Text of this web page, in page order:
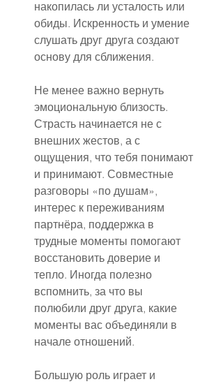
накопилась ли усталость или
обиды. Искренность и умение
слушать друг друга создают
основу для сближения.
Не менее важно вернуть
эмоциональную близость.
Страсть начинается не с
внешних жестов, а с
ощущения, что тебя понимают
и принимают. Совместные
разговоры «по душам»,
интерес к переживаниям
партнёра, поддержка в
трудные моменты помогают
восстановить доверие и
тепло. Иногда полезно
вспомнить, за что вы
полюбили друг друга, какие
моменты вас объединяли в
начале отношений.
Большую роль играет и